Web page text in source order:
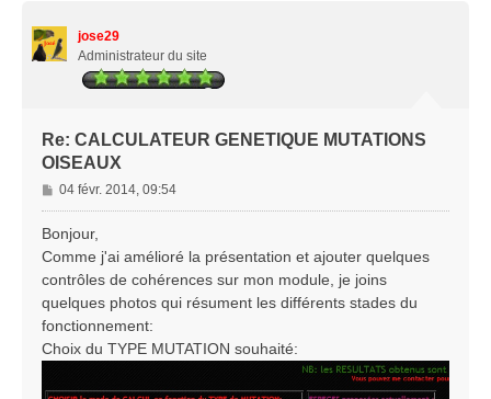
jose29
Administrateur du site
Re: CALCULATEUR GENETIQUE MUTATIONS
OISEAUX
M
e
s
a
g
e
04 févr. 2014, 09:54
Bonjour,
Comme j'ai amélioré la présentation et ajouter quelques
contrôles de cohérences sur mon module, je joins
quelques photos qui résument les différents stades du
fonctionnement:
Choix du TYPE MUTATION souhaité: